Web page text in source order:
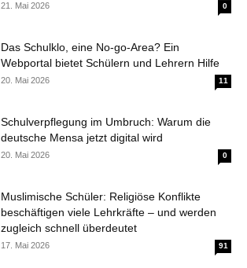
21. Mai 2026 0
Das Schulklo, eine No-go-Area? Ein
Webportal bietet Schülern und Lehrern Hilfe
20. Mai 2026 11
Schulverpflegung im Umbruch: Warum die
deutsche Mensa jetzt digital wird
20. Mai 2026 0
Muslimische Schüler: Religiöse Konflikte
beschäftigen viele Lehrkräfte – und werden
zugleich schnell überdeutet
17. Mai 2026 91